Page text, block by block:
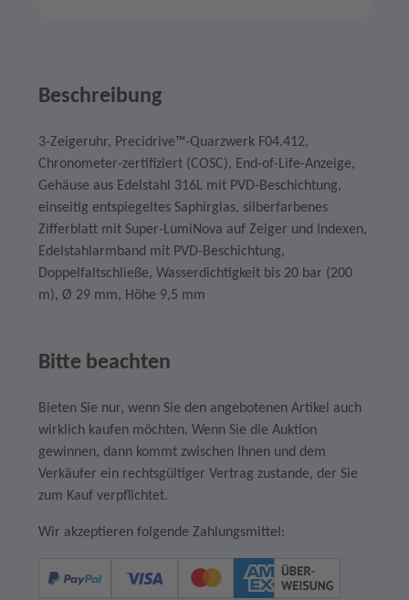
Beschreibung
3-Zeigeruhr, Precidrive™-Quarzwerk F04.412,
Chronometer-zertifiziert (COSC), End-of-Life-Anzeige,
Gehäuse aus Edelstahl 316L mit PVD-Beschichtung,
einseitig entspiegeltes Saphirglas, silberfarbenes
Zifferblatt mit Super-LumiNova auf Zeiger und Indexen,
Edelstahlarmband mit PVD-Beschichtung,
Doppelfaltschließe, Wasserdichtigkeit bis 20 bar (200
m), Ø 29 mm, Höhe 9,5 mm
Bitte beachten
Bieten Sie nur, wenn Sie den angebotenen Artikel auch
wirklich kaufen möchten. Wenn Sie die Auktion
gewinnen, dann kommt zwischen Ihnen und dem
Verkäufer ein rechtsgültiger Vertrag zustande, der Sie
zum Kauf verpflichtet.
Wir akzeptieren folgende Zahlungsmittel: